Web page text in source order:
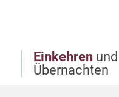
Einkehren und
Übernachten